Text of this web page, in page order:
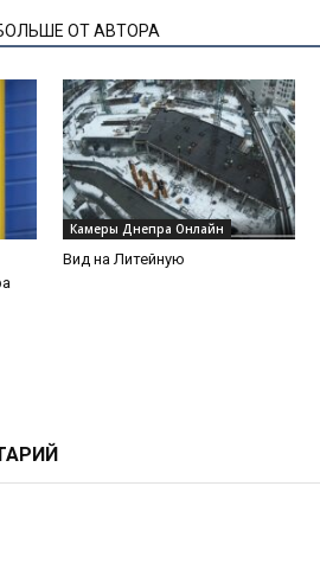
ОТ АВТОРА
Камеры Днепра Онлайн
Вид на Литейную